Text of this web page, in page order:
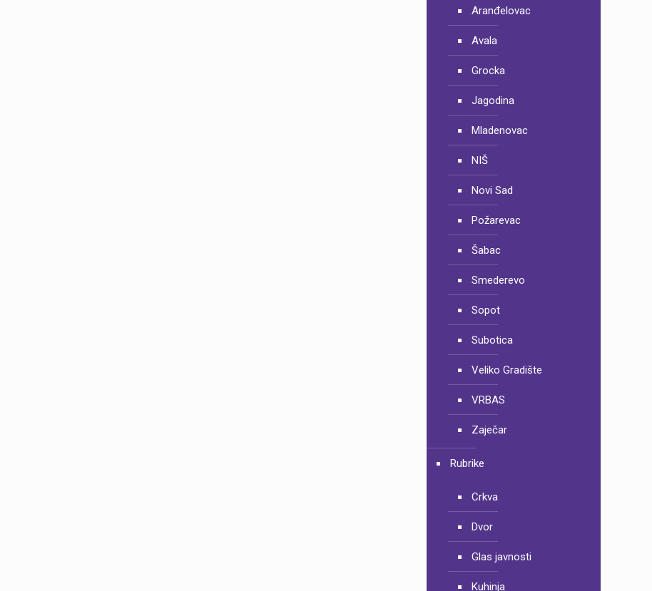
Aranđelovac
Avala
Grocka
Jagodina
Mladenovac
NIŠ
Novi Sad
Požarevac
Šabac
Smederevo
Sopot
Subotica
Veliko Gradište
VRBAS
Zaječar
Rubrike
Crkva
Dvor
Glas javnosti
Kuhinja